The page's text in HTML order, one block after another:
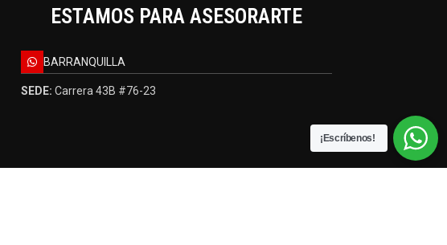
ESTAMOS PARA ASESORARTE
BARRANQUILLA
SEDE: Carrera 43B #76-23
¡Escríbenos!